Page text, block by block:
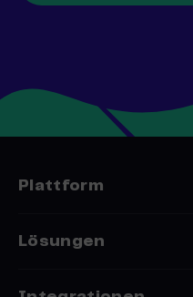
Plattform
Lösungen